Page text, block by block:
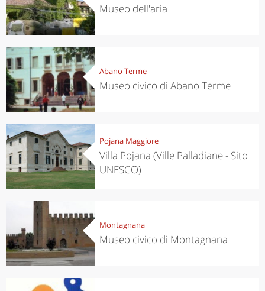
Museo dell'aria
Abano Terme
Museo civico di Abano Terme
Pojana Maggiore
Villa Pojana (Ville Palladiane - Sito
UNESCO)
Montagnana
Museo civico di Montagnana